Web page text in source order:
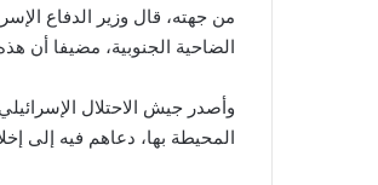
من جهته، قال وزير الدفاع
الضاحية الجنوبية، مضيفا أن
وأصدر جيش الاحتلال
المحيطة بها، دعاهم فيه إلى